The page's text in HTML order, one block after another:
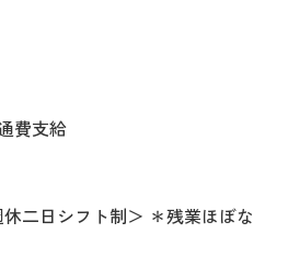
費支給
二日シフト制＞ ＊残業ほぼな